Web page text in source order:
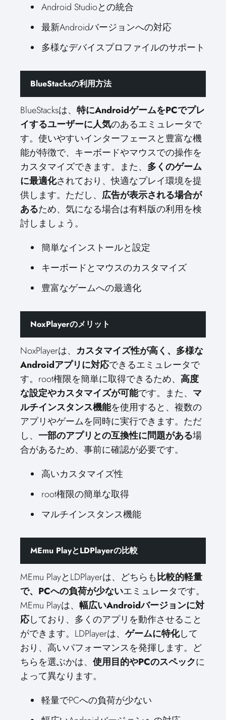
Android Studioとの統合
最新Androidバージョンへの対応
多様なデバイスプロファイルのサポート
BlueStacksの利用方法
BlueStacksは、 特にAndroidゲームをPCでプレ
イするユーザーに人気のあるエミュレータで
す。使いやすいインターフェースと豊富な機
能が特徴で、キーボードやマウスでの操作を
カスタマイズできます。また、 多くのゲーム
に最適化されており、快適なプレイ環境を提
供します。ただし、 広告が表示される場合が
あるため、気になる場合は有料版の利用を検
討しましょう。
簡単なインストールと設定
キーボードとマウスのカスタマイズ
豊富なゲームへの最適化
NoxPlayerのメリット
NoxPlayerは、 カスタマイズ性が高く、多様な
Androidアプリに対応できるエミュレータで
す。root権限を簡単に取得できるため、 高度
な設定やカスタマイズが可能です。また、 マ
ルチインスタンス機能を使用すると、複数の
アプリやゲームを同時に実行できます。ただ
し、 一部のアプリとの互換性に問題がある場
合があるため、事前に確認が必要です。
高いカスタマイズ性
root権限の簡単な取得
マルチインスタンス機能
MEmu PlayとLDPlayerの比較
MEmu PlayとLDPlayerは、どちらも比較的軽量
で、PCへの負荷が少ないエミュレータです。
MEmu Playは、 幅広いAndroidバージョンに対
応しており、多くのアプリを動作させること
ができます。LDPlayerは、 ゲームに特化して
おり、高いパフォーマンスを発揮します。ど
ちらを選ぶかは、 使用目的やPCのスペックに
よって異なります。
軽量でPCへの負荷が少ない